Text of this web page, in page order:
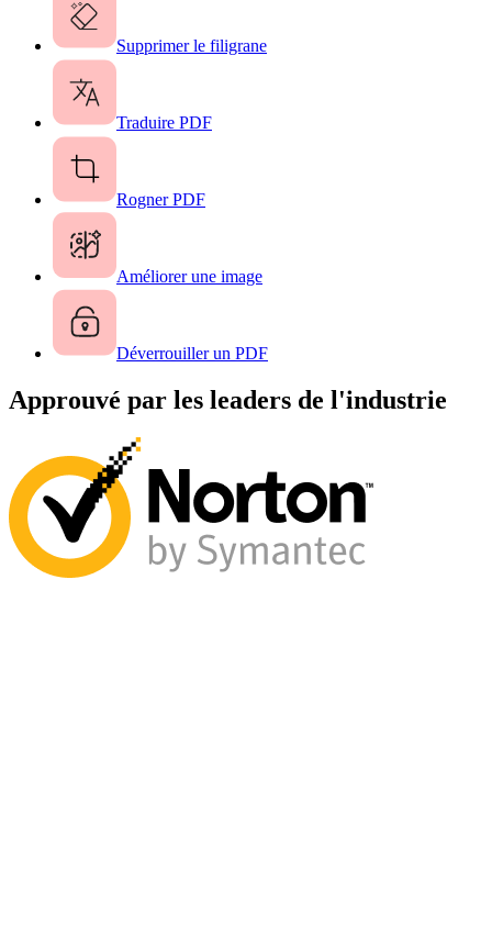
Supprimer le filigrane
Traduire PDF
Rogner PDF
Améliorer une image
Déverrouiller un PDF
Approuvé par les leaders de l'industrie